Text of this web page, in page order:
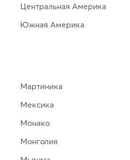
Центральная Америка
Южная Америка
Мартиника
Мексика
Монако
Монголия